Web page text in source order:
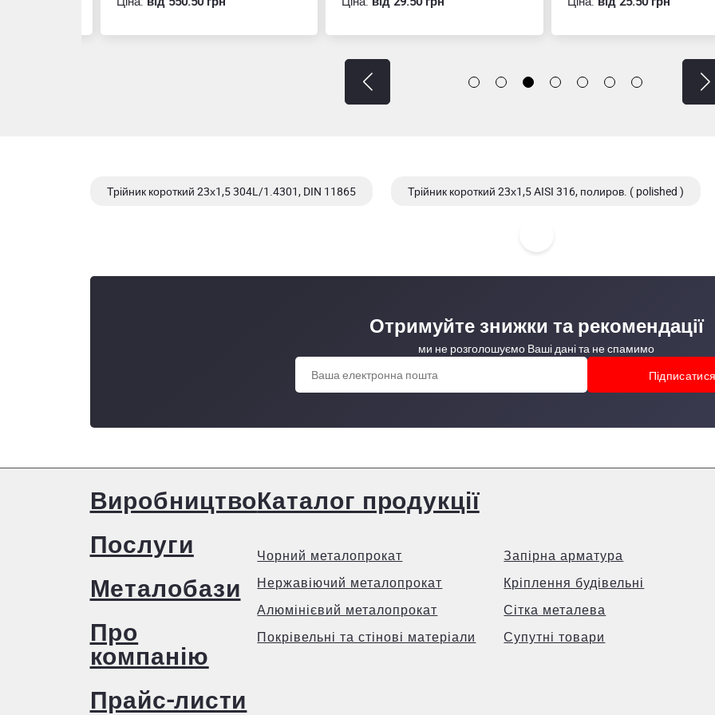
Трійник короткий 23х1,5 304L/1.4301, DIN 11865 Трійник короткий 23х1,5 AISI 316, полиров. ( polished )
Отримуйте знижки та рекомендації
ми не розголошуємо Ваші дані та не спамимо
Виробництво
Послуги
Металобази
Про
компанію
Прайс-листи
Каталог продукції
Чорний металопрокат
Нержавіючий металопрокат
Алюмінієвий металопрокат
Покрівельні та стінові матеріали
Запірна арматура
Кріплення будівельні
Сітка металева
Супутні товари